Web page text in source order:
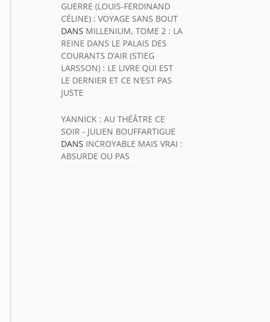
GUERRE (LOUIS-FERDINAND
CÉLINE) : VOYAGE SANS BOUT
DANS MILLENIUM, TOME 2 : LA
REINE DANS LE PALAIS DES
COURANTS D’AIR (STIEG
LARSSON) : LE LIVRE QUI EST
LE DERNIER ET CE N’EST PAS
JUSTE
YANNICK : AU THÉÂTRE CE
SOIR - JULIEN BOUFFARTIGUE
DANS INCROYABLE MAIS VRAI :
ABSURDE OU PAS